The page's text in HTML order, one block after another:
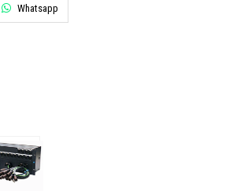
Whatsapp